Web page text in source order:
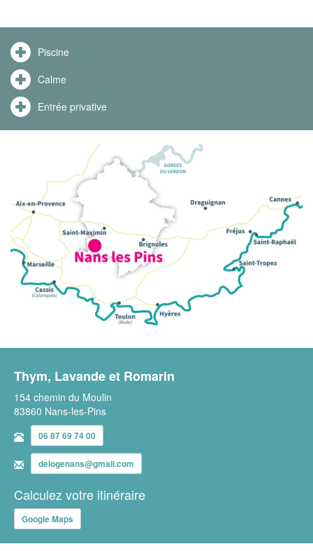
Piscine
Calme
Entrée privative
Thym, Lavande et Romarin
154 chemin du Moulin
83860 Nans-les-Pins
06 87 69 74 00
delogenans@gmail.com
Calculez votre itinéraire
Google Maps